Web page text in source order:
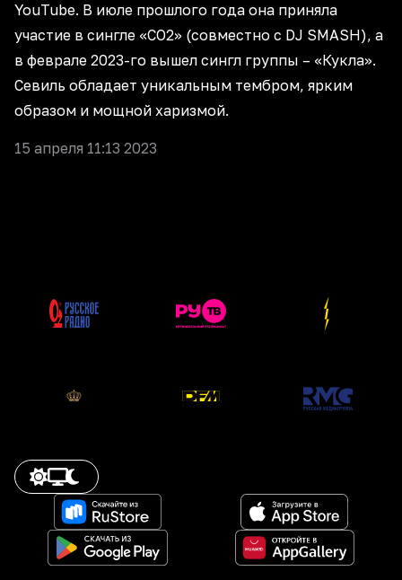
YouTube. В июле прошлого года она приняла
участие в сингле «CO2» (совместно с DJ SMASH), а
в феврале 2023-го вышел сингл группы – «Кукла».
Севиль обладает уникальным тембром, ярким
образом и мощной харизмой.
15 апреля 11:13 2023